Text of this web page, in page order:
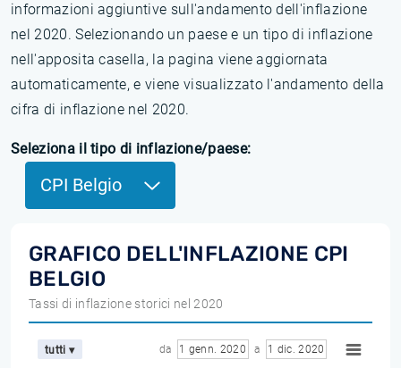
informazioni aggiuntive sull'andamento dell'inflazione
nel 2020. Selezionando un paese e un tipo di inflazione
nell'apposita casella, la pagina viene aggiornata
automaticamente, e viene visualizzato l'andamento della
cifra di inflazione nel 2020.
Seleziona il tipo di inflazione/paese:
CPI Belgio
GRAFICO DELL'INFLAZIONE CPI
BELGIO
Tassi di inflazione storici nel 2020
tutti ▾ da 1 genn. 2020 a 1 dic. 2020